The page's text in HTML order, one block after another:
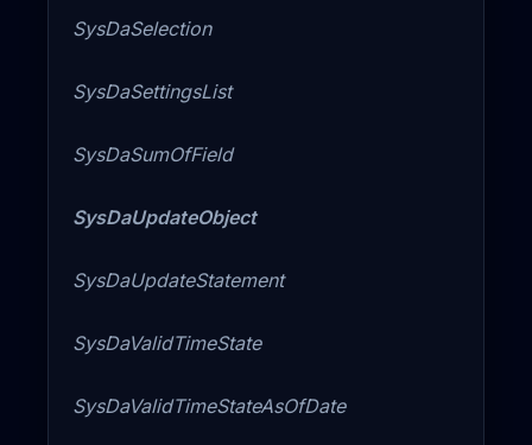
SysDaSelection
SysDaSettingsList
SysDaSumOfField
SysDaUpdateObject
SysDaUpdateStatement
SysDaValidTimeState
SysDaValidTimeStateAsOfDate